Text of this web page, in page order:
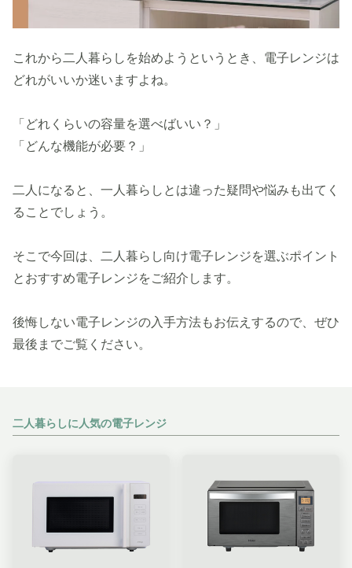
これから二人暮らしを始めようというとき、電子レンジは
どれがいいか迷いますよね。
「どれくらいの容量を選べばいい？」
「どんな機能が必要？」
二人になると、一人暮らしとは違った疑問や悩みも出てく
ることでしょう。
そこで今回は、二人暮らし向け電子レンジを選ぶポイント
とおすすめ電子レンジをご紹介します。
後悔しない電子レンジの入手方法もお伝えするので、ぜひ
最後までご覧ください。
二人暮らしに人気の電子レンジ